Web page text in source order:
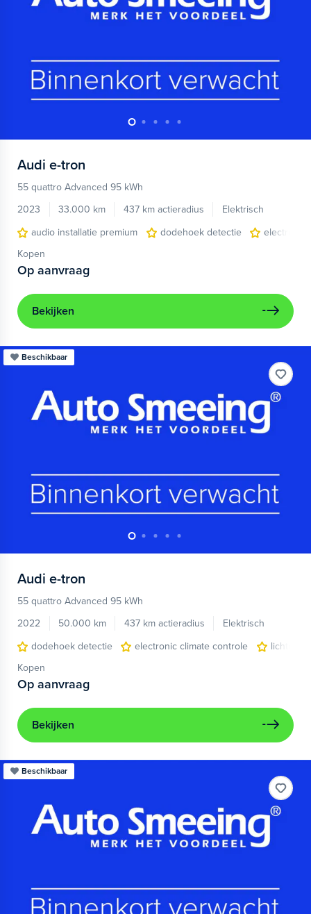
Audi e-tron
55 quattro Advanced 95 kWh
2023
33.000 km 437 km actieradius
Elektrisch
audio installatie premium
dodehoek detectie
electronic
Kopen
Op aanvraag
Bekijken
Beschikbaar
Audi e-tron
55 quattro Advanced 95 kWh
2022
50.000 km 437 km actieradius
Elektrisch
dodehoek detectie
electronic climate controle
Kopen
Op aanvraag
Bekijken
Beschikbaar